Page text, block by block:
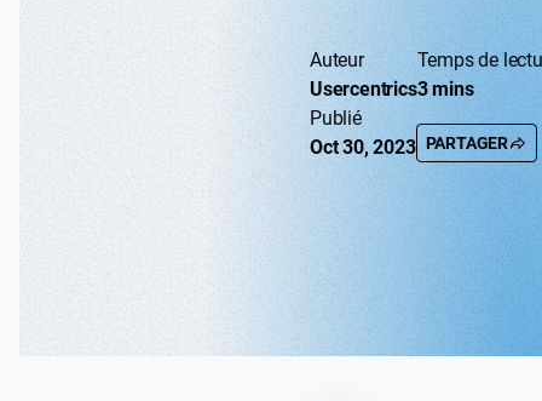
Auteur
Usercentrics
Temps de
3 mins
Publié
Oct 30, 2023 PARTAGER